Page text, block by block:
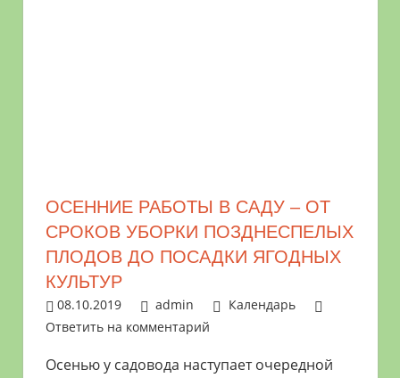
ОСЕННИЕ РАБОТЫ В САДУ – ОТ
СРОКОВ УБОРКИ ПОЗДНЕСПЕЛЫХ
ПЛОДОВ ДО ПОСАДКИ ЯГОДНЫХ
КУЛЬТУР
08.10.2019 admin
Календарь
Ответить на комментарий
Осенью у садовода наступает очередной